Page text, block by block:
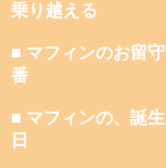
乗り越える
■ マフィンのお留守
番
■ マフィンの、誕生
日